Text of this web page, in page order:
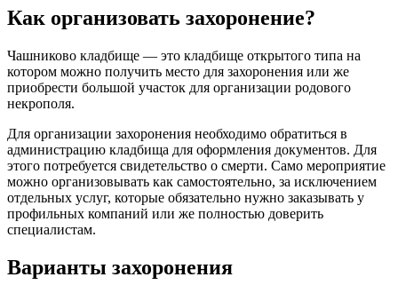
Как организовать захоронение?
Чашниково кладбище — это кладбище открытого типа на
котором можно получить место для захоронения или же
приобрести большой участок для организации родового
некрополя.
Для организации захоронения необходимо обратиться в
администрацию кладбища для оформления документов. Для
этого потребуется свидетельство о смерти. Само мероприятие
можно организовывать как самостоятельно, за исключением
отдельных услуг, которые обязательно нужно заказывать у
профильных компаний или же полностью доверить
специалистам.
Варианты захоронения